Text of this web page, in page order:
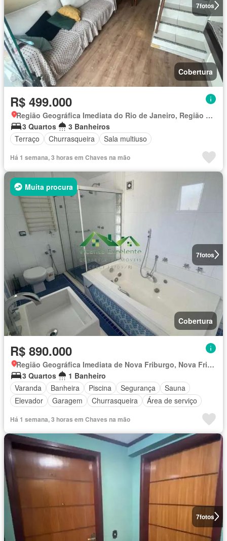
7fotos
Cobertura
R$ 499.000
Região Geográfica Imediata do Rio de Janeiro, Região Metropolitana do Rio de Janeiro
3 Quartos
3 Banheiros
Terraço
Churrasqueira Sala multiuso
Há 1 semana, 3 horas em Chaves na mão
7fotos
Muita procura
Cobertura
R$ 890.000
Região Geográfica Imediata de Nova Friburgo, Nova Friburgo
3 Quartos
1 Banheiro
Varanda
Banheira Piscina Segurança
Sauna
Elevador
Garagem Churrasqueira Área de serviço
Há 1 semana, 3 horas em Chaves na mão
7fotos